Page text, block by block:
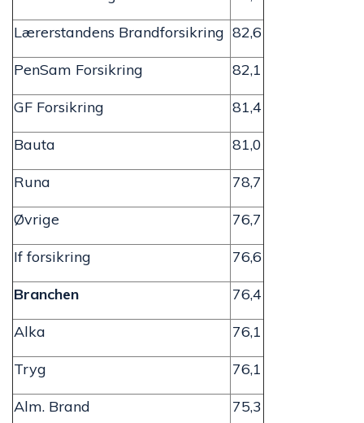
Lærerstandens Brandforsikring 82,6
PenSam Forsikring
82,1
GF Forsikring
81,4
Bauta
81,0
Runa
78,7
Øvrige
76,7
If forsikring
76,6
Branchen
76,4
Alka
76,1
Tryg
76,1
Alm. Brand
75,3